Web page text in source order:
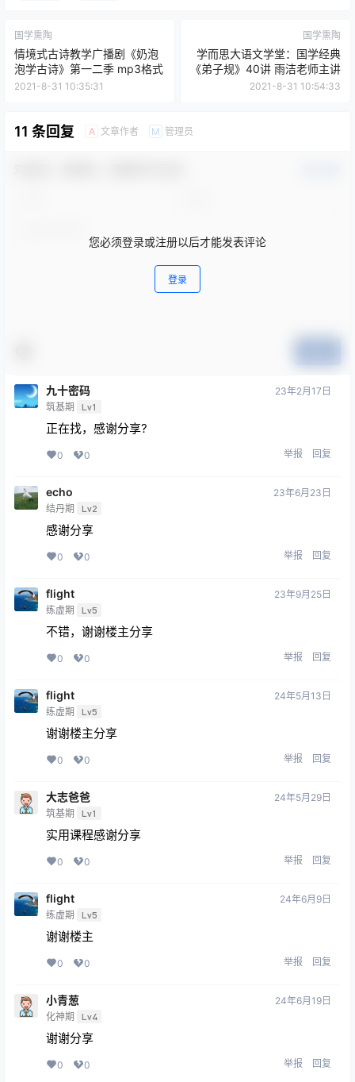
国学熏陶
情境式古诗教学广播剧《奶泡
泡学古诗》第一二季 mp3格式
2021-8-31 10:35:31
国学熏陶
学而思大语文学堂：国学经典
《弟子规》40讲 雨洁老师主讲
2021-8-31 10:54:33
11 条回复 A 文章作者 M 管理员
您必须登录或注册以后才能发表评论
登录
九十密码
筑基期 Lv1
23年2月17日
正在找，感谢分享?
0 0 举报 回复
echo
结丹期 Lv2
23年6月23日
感谢分享
0 0 举报 回复
flight
练虚期 Lv5
23年9月25日
不错，谢谢楼主分享
0 0 举报 回复
flight
练虚期 Lv5
24年5月13日
谢谢楼主分享
0 0 举报 回复
大志爸爸
筑基期 Lv1
24年5月29日
实用课程感谢分享
0 0 举报 回复
flight
练虚期 Lv5
24年6月9日
谢谢楼主
0 0 举报 回复
小青葱
化神期 Lv4
24年6月19日
谢谢分享
0 0 举报 回复